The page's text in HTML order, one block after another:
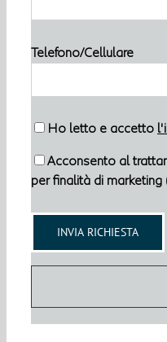
Telefono/Cellulare
Ho letto e accetto
Acconsento al
per finalità di marketing